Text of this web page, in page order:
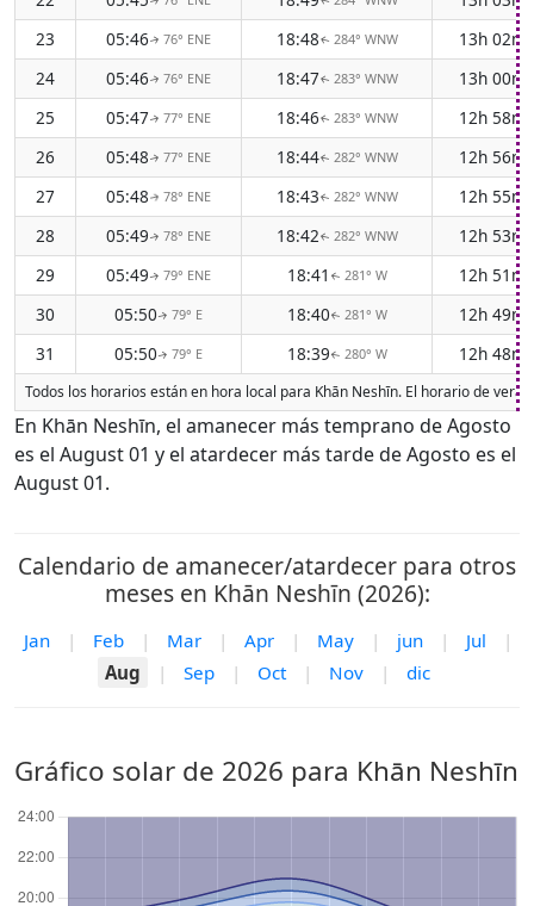
23
05:46↑ 76° ENE 18:48↑ 284° WNW
13h 02m
24
05:46↑ 76° ENE 18:47↑ 283° WNW
13h 00m
25
05:47↑ 77° ENE 18:46↑ 283° WNW
12h 58m
26
05:48↑ 77° ENE 18:44↑ 282° WNW
12h 56m
27
05:48↑ 78° ENE 18:43↑ 282° WNW
12h 55m
28
05:49↑ 78° ENE 18:42↑ 282° WNW
12h 53m
29
05:49↑ 79° ENE 18:41 ↑ 281° W
12h 51m
30
05:50↑ 79° E 18:40↑ 281° W
12h 49m
31
05:50↑ 79° E 18:39↑ 280° W 12h 48m
Todos los horarios están en hora local para Khān Neshīn. El horario de
En Khān Neshīn, el amanecer más temprano de Agosto
es el August 01 y el atardecer más tarde de Agosto es el
August 01.
Calendario de amanecer/atardecer para otros
meses en Khān Neshīn (2026):
Jan | Feb | Mar | Apr | May | jun | Jul
|
Aug
| Sep | Oct | Nov | dic
Gráfico solar de 2026 para Khān Neshīn